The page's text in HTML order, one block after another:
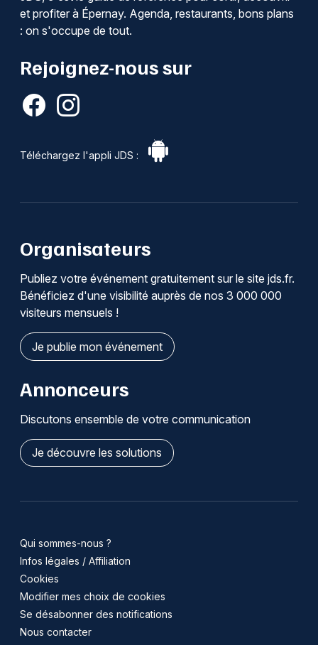
et profiter à Épernay. Agenda, restaurants, bons plans
: on s'occupe de tout.
Rejoignez-nous sur
Téléchargez l'appli JDS :
Organisateurs
Publiez votre événement gratuitement sur le site jds.fr.
Bénéficiez d'une visibilité auprès de nos 3 000 000
visiteurs mensuels !
Je publie mon événement
Annonceurs
Discutons ensemble de votre communication
Je découvre les solutions
Qui sommes-nous ?
Infos légales / Affiliation
Cookies
Modifier mes choix de cookies
Se désabonner des notifications
Nous contacter